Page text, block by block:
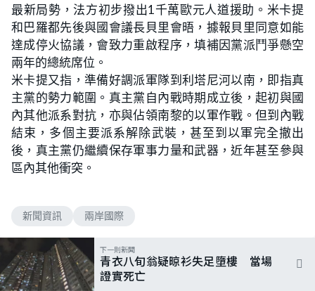
最新局勢，法方初步撥出1千萬歐元人道援助。米卡提
和巴羅都先後與國會議長貝里會晤，據報貝里同意如能
達成停火協議，會致力重啟程序，填補因黨派鬥爭懸空
兩年的總統席位。
米卡提又指，準備好調派軍隊到利塔尼河以南，即指真
主黨的勢力範圍。真主黨自內戰時期成立後，起初與國
內其他派系對抗，亦與佔領南黎的以軍作戰。但到內戰
結束，多個主要派系解除武裝，甚至到以軍完全撤出
後，真主黨仍繼續保存軍事力量和武器，近年甚至參與
區內其他衝突。
新聞資訊 兩岸國際
下一則新聞
青衣八旬翁疑晾衫失足墮樓 當場
證實死亡